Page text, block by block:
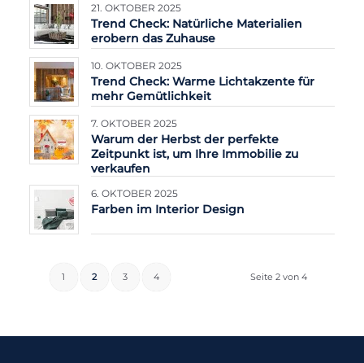
21. OKTOBER 2025
Trend Check: Natürliche Materialien
erobern das Zuhause
10. OKTOBER 2025
Trend Check: Warme Lichtakzente für
mehr Gemütlichkeit
7. OKTOBER 2025
Warum der Herbst der perfekte
Zeitpunkt ist, um Ihre Immobilie zu
verkaufen
6. OKTOBER 2025
Farben im Interior Design
Seite 2 von 4
1 2 3 4